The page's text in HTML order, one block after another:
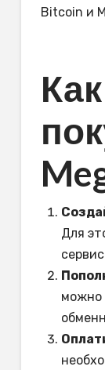
Bitcoin и
Для
можно